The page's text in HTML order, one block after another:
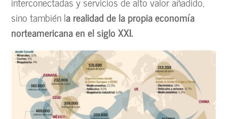
sino también la realidad de la propia economía
norteamericana en el siglo XXI.